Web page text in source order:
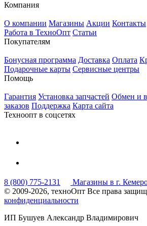
Компания
О компании Магазины Акции Контакты
Работа в ТехноОпт Статьи
Покупателям
Бонусная программа Доставка Оплата
Подарочные карты Сервисные центры
Помощь
Гарантия Установка запчастей Обмен и
заказов Поддержка Карта сайта
Техноопт в соцсетях
8 (800) 775-2131
Магазины в г.
© 2009-2026, техноОпт Все права
конфиденциальности
ИП Бушуев Александр Владимирович